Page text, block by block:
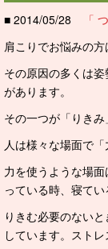
■ 2014/05/28
「
肩こりでお悩みの方
その原因の多くは
があります。
その一つが「りきみ
人は様々な場面で「
力を使うような場
っている時、寝てい
りきむ必要のない
しています。ストレ